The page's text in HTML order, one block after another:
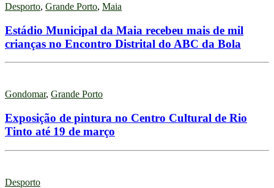
Desporto, Grande Porto, Maia
Estádio Municipal da Maia recebeu mais de mil
crianças no Encontro Distrital do ABC da Bola
Gondomar, Grande Porto
Exposição de pintura no Centro Cultural de Rio
Tinto até 19 de março
Desporto